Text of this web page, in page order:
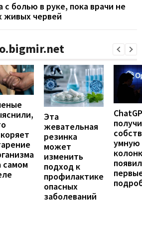
болью в руке, пока врачи не
живых червей
самом
Эта
жевательная
резинка
может
изменить
подход к
профилактике
опасных
заболеваний
умную